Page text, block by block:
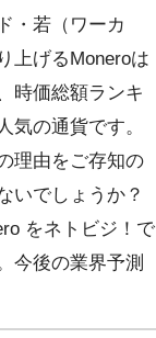
・若（ワーカ
上げるMoneroは
時価総額ランキ
気の通貨です。
理由をご存知の
いでしょうか？
をネトビジ！で
今後の業界予測